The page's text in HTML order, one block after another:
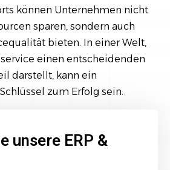
können Unternehmen nicht
sparen, sondern auch
bieten. In einer Welt,
einen entscheidenden
darstellt, kann ein
zum Erfolg sein.
unsere ERP &